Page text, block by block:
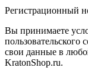
Регистрационный
Вы принимаете
пользовательского
свои данные в
KratonShop.ru.